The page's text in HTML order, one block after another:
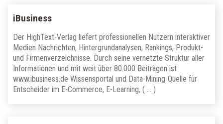
iBusiness
Der HighText-Verlag liefert professionellen Nutzern interaktiver
Medien Nachrichten, Hintergrundanalysen, Rankings, Produkt-
und Firmenverzeichnisse. Durch seine vernetzte Struktur aller
Informationen und mit weit über 80.000 Beiträgen ist
www.ibusiness.de Wissensportal und Data-Mining-Quelle für
Entscheider im E-Commerce, E-Learning, ( … )